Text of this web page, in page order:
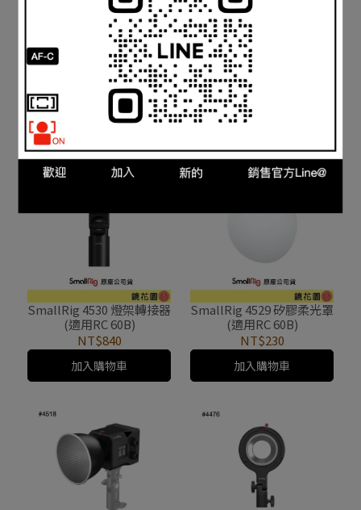
SmallRig 4540 Type-C 轉
DC 電源線 (適用RC 30B)
NT$315
加入購物車
SmallRig 4531 手持握把
(適用RC 60B)
NT$450
加入購物車
SmallRig 4530 燈架轉接器
(適用RC 60B)
NT$840
加入購物車
SmallRig 4529 矽膠柔光罩
(適用RC 60B)
NT$230
加入購物車